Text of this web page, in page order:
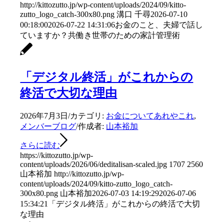
http://kittozutto.jp/wp-content/uploads/2024/09/kitto-
zutto_logo_catch-300x80.png 溝口 千尋2026-07-10
00:18:002026-07-22 14:31:06お金のこと、夫婦で話し
ていますか？共働き世帯のための家計管理術
「デジタル終活」がこれからの
終活で大切な理由
2026年7月3日/カテゴリ: お金についてあれやこれ,
メンバーブログ/作成者: 山本裕加
さらに読む
https://kittozutto.jp/wp-
content/uploads/2026/06/deditalisan-scaled.jpg 1707 2560
山本裕加 http://kittozutto.jp/wp-
content/uploads/2024/09/kitto-zutto_logo_catch-
300x80.png 山本裕加2026-07-03 14:19:292026-07-06
15:34:21
「デジタル終活」がこれからの終活で大切
な理由